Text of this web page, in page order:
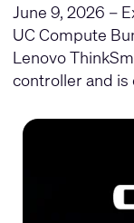
June 9, 2026 –
UC Compute
Lenovo
controller and is